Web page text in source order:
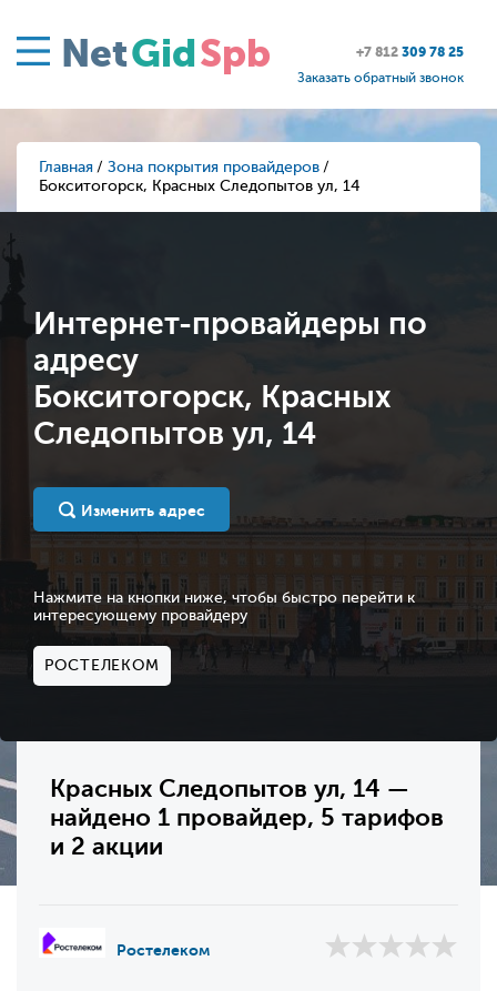
NetGidSpb +7 812 309 78 25
Заказать обратный звонок
Главная
Зона покрытия провайдеров
Бокситогорск, Красных Следопытов ул, 14
Интернет-провайдеры по
адресу
Бокситогорск, Красных
Следопытов ул, 14
Изменить адрес
Нажмите на кнопки ниже, чтобы быстро перейти к
интересующему провайдеру
РОСТЕЛЕКОМ
Красных Следопытов ул, 14 —
найдено 1 провайдер, 5 тарифов
и 2 акции
Ростелеком